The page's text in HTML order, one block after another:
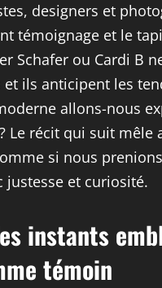
designers et
témoignage et le
Schafer ou Cardi B
ils anticipent les
allons-nous
Le récit qui suit
si nous
justesse et curiosité.
instants
témoin